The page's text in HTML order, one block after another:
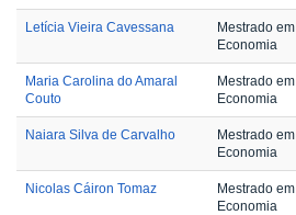
Letícia Vieira Cavessana
Mestrado em
Economia
Maria Carolina do Amaral
Couto
Mestrado em
Economia
Naiara Silva de Carvalho
Mestrado em
Economia
Nicolas Cáiron Tomaz
Mestrado em
Economia